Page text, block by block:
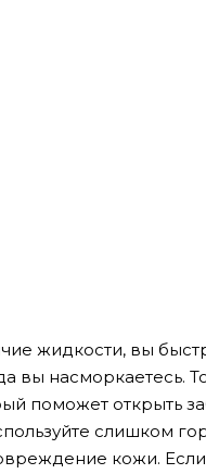
жидкости, вы
вы насморкаетесь.
поможет открыть
слишком
кожи. Если